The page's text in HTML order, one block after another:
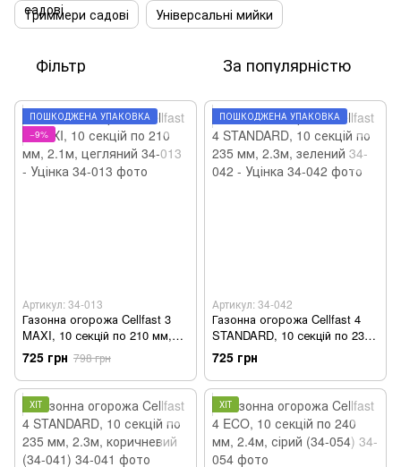
Триммери садові
Універсальні мийки
Фільтр За популярністю
ПОШКОДЖЕНА УПАКОВКА
−9%
Артикул: 34-013
Газонна огорожа Cellfast 3
MAXI, 10 секцій по 210 мм,
2.1м, цегляний 34-013 - Уцінка
725 грн 798 грн
ПОШКОДЖЕНА УПАКОВКА
Артикул: 34-042
Газонна огорожа Cellfast 4
STANDARD, 10 секцій по 235
мм, 2.3м, зелений 34-042 -
Уцінка
725 грн
ХІТ ХІТ